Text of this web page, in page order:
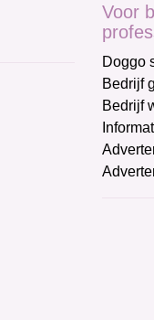
Voor
Doggo
Bedrijf
Bedrijf